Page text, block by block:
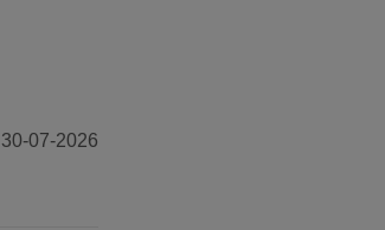
30-07-2026